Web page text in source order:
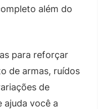
além do
para reforçar
de armas, ruídos
de
ajuda você a